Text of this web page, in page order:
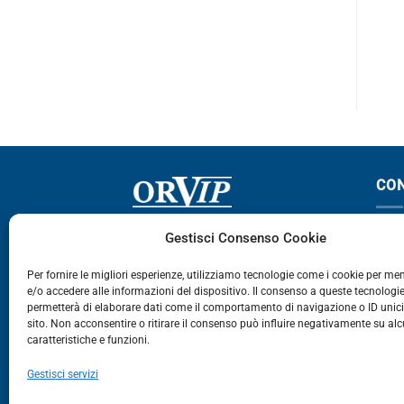
Gestisci Consenso Cookie
Per fornire le migliori esperienze, utilizziamo tecnologie come i cookie per
e/o accedere alle informazioni del dispositivo. Il consenso a queste
permetterà di elaborare dati come il comportamento di navigazione o ID
sito. Non acconsentire o ritirare il consenso può influire negativamente su
caratteristiche e funzioni.
Gestisci servizi
Via Germania, 9 - 35127